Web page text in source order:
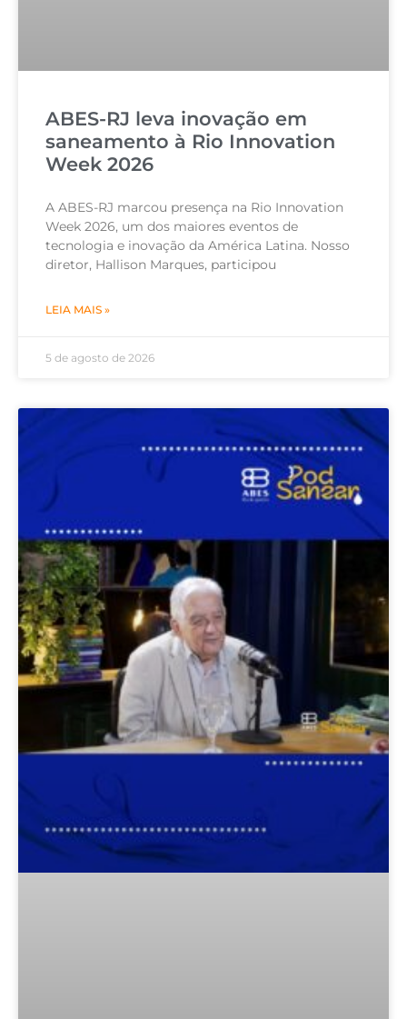
ABES-RJ leva inovação em
saneamento à Rio Innovation
Week 2026
A ABES-RJ marcou presença na Rio Innovation
Week 2026, um dos maiores eventos de
tecnologia e inovação da América Latina. Nosso
diretor, Hallison Marques, participou
LEIA MAIS »
5 de agosto de 2026